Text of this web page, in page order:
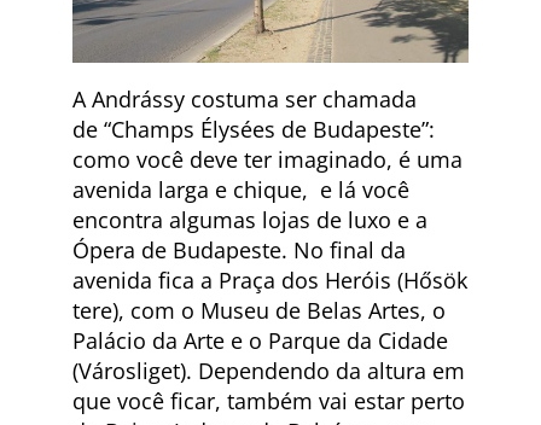
A Andrássy costuma ser chamada
de “Champs Élysées de Budapeste”:
como você deve ter imaginado, é uma
avenida larga e chique, e lá você
encontra algumas lojas de luxo e a
Ópera de Budapeste. No final da
avenida fica a Praça dos Heróis (Hősök
tere), com o Museu de Belas Artes, o
Palácio da Arte e o Parque da Cidade
(Városliget). Dependendo da altura em
que você ficar, também vai estar perto